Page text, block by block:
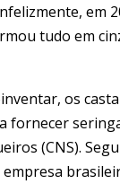
em
tudo em
os
fornecer
(CNS).
empresa